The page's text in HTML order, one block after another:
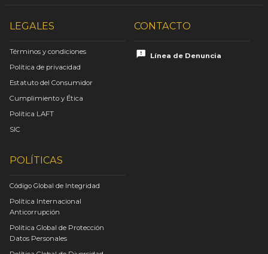
LEGALES
Términos y condiciones
Política de privacidad
Estatuto del Consumidor
Cumplimiento y Ética
Política LAFT
SIC
CONTACTO
Línea de Denuncia
POLÍTICAS
Código Global de Integridad
Política Internacional
Anticorrupción
Política Global de Protección
Datos Personales